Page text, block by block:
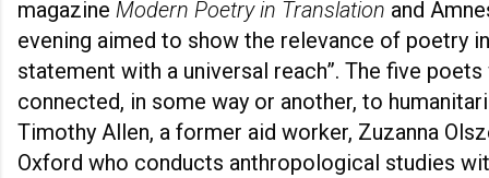
magazine Modern Poetry in Translation and
evening aimed to show the relevance of poetry
statement with a universal reach”. The five
connected, in some way or another, to
Timothy Allen, a former aid worker, Zuzanna
Oxford who conducts anthropological studies